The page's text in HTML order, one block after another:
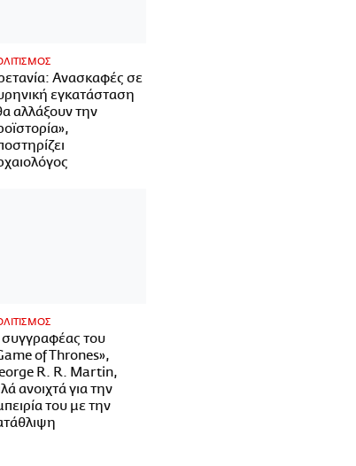
Ανασκαφές σε
εγκατάσταση
αλλάξουν την
του
of Thrones»,
R. R. Martin,
ανοιχτά για την
του με την